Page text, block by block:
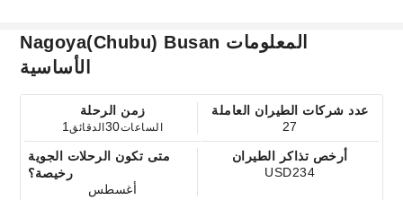
Nagoya(Chubu) Busan المعلومات
الأساسية
زمن الرحلة
1
الساعات30 الدقائق
عدد شركات الطيران العاملة
27
متى تكون الرحلات الجوية
رخيصة؟
أغسطس
أرخص تذاكر الطيران
USD234